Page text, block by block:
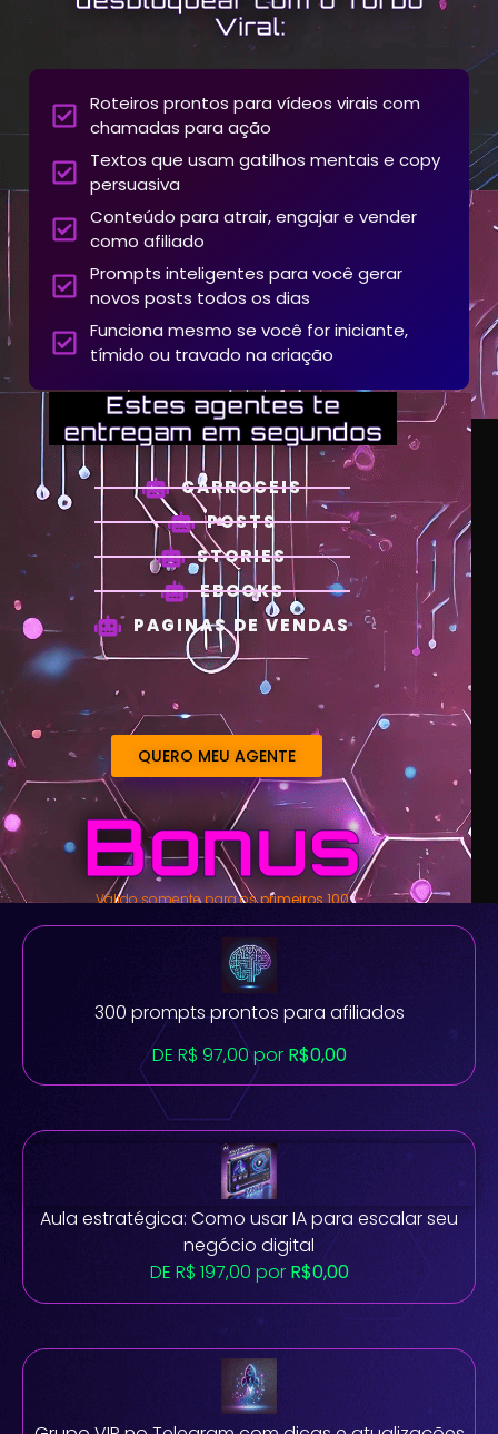
Viral:
Roteiros prontos para vídeos virais com
chamadas para ação
Textos que usam gatilhos mentais e copy
persuasiva
Conteúdo para atrair, engajar e vender
como afiliado
Prompts inteligentes para você gerar
novos posts todos os dias
Funciona mesmo se você for iniciante,
tímido ou travado na criação
Estes agentes te
entregam em segundos
CARROCEIS
POSTS
STORIES
EBOOKS
PAGINAS DE VENDAS
QUERO MEU AGENTE
Bonus
Válido somente para osprimeiros 100
300 prompts prontos para afiliados
DE R$ 97,00 porR$0,00
Aula estratégica: Como usar IA para escalar seu
negócio digital
DE R$ 197,00 porR$0,00